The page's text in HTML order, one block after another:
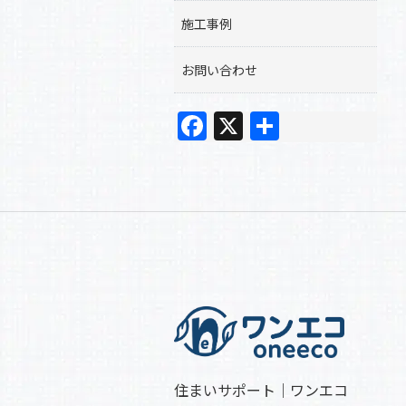
施工事例
お問い合わせ
F
e
o
k
X
住まいサポート｜ワンエコ